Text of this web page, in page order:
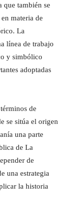
que también se
materia de
La
línea de trabajo
y simbólico
adoptadas
de
se sitúa el origen
una parte
de La
de
una estrategia
la historia